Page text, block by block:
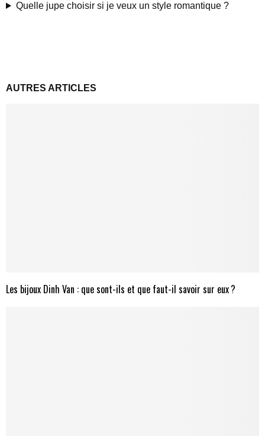
Quelle jupe choisir si je veux un style romantique ?
AUTRES ARTICLES
Les bijoux Dinh Van : que sont-ils et que faut-il savoir sur eux ?